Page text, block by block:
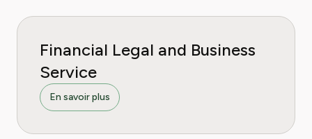
Financial Legal and Business
Service
En savoir plus